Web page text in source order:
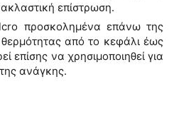
επίστρωση.
προσκολημένα επάνω της
από το κεφάλι έως
επίσης να χρησιμοποιηθεί για
ανάγκης.